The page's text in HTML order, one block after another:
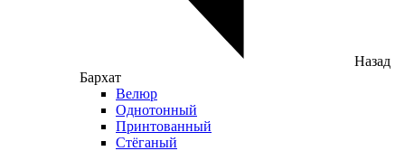
Назад
Бархат
Велюр
Однотонный
Принтованный
Стёганый